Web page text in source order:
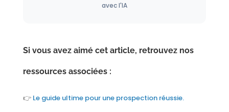
avec l'IA
Si vous avez aimé cet article, retrouvez nos
ressources associées :
👉 Le guide ultime pour une prospection réussie.